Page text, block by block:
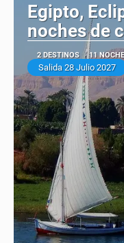
Egipto,
noches de
2 DESTINOS 11
Salida 28 Julio 2027